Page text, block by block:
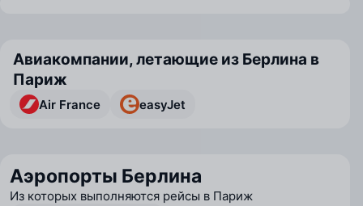
Авиакомпании, летающие из Берлина в
Париж
Air France easyJet
Аэропорты Берлина
Из которых выполняются рейсы в Париж